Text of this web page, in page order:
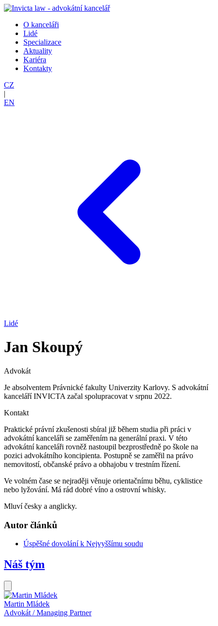
O kanceláři
Lidé
Specializace
Aktuality
Kariéra
Kontakty
CZ
|
EN
Lidé
Jan Skoupý
Advokát
Je absolventem Právnické fakulty Univerzity Karlovy. S advokátní
kanceláří INVICTA začal spolupracovat v srpnu 2022.
Kontakt
Praktické právní zkušenosti sbíral již během studia při práci v
advokátní kanceláři se zaměřením na generální praxi. V této
advokátní kanceláři rovněž nastoupil bezprostředně po škole na
pozici advokátního koncipienta. Postupně se zaměřil na právo
nemovitostí, občanské právo a obhajobu v trestním řízení.
Ve volném čase se nejraději věnuje orientačnímu běhu, cyklistice
nebo lyžování. Má rád dobré víno a ostrovní whisky.
Mluví česky a anglicky.
Autor článků
Úspěšné dovolání k Nejvyššímu soudu
Náš tým
Martin Mládek
Advokát / Managing Partner